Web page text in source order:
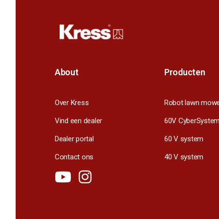
About
Over Kress
Vind een dealer
Dealer portal
Contact ons
Producten
Robot lawn
60V CyberSystem
60 V system
40 V system